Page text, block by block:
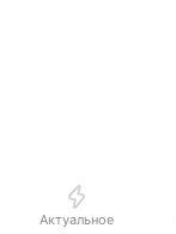
Актуальное